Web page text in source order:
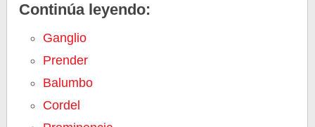
Continúa leyendo:
Ganglio
Prender
Balumbo
Cordel